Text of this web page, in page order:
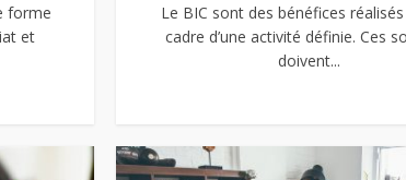
forme
et
Le BIC sont des bénéfices
cadre d’une activité définie. Ces
doivent...